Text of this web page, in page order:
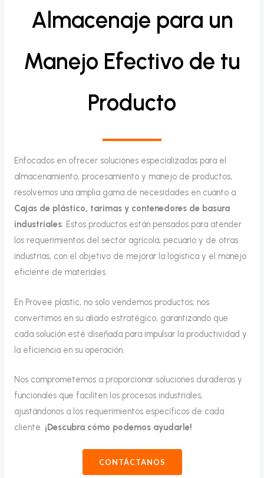
Almacenaje para un
Manejo Efectivo de tu
Producto
Enfocados en ofrecer soluciones especializadas para el
almacenamiento, procesamiento y manejo de productos,
resolvemos una amplia gama de necesidades en cuanto a
Cajas de plástico, tarimas y contenedores de basura
industriales. Estos productos están pensados para atender
los requerimientos del sector agrícola, pecuario y de otras
industrias, con el objetivo de mejorar la logística y el manejo
eficiente de materiales.
En Provee plastic, no solo vendemos productos; nos
convertimos en su aliado estratégico, garantizando que
cada solución esté diseñada para impulsar la productividad y
la eficiencia en su operación.
Nos comprometemos a proporcionar soluciones duraderas y
funcionales que faciliten los procesos industriales,
ajustándonos a los requerimientos específicos de cada
cliente. ¡Descubra cómo podemos ayudarle!
CONTÁCTANOS